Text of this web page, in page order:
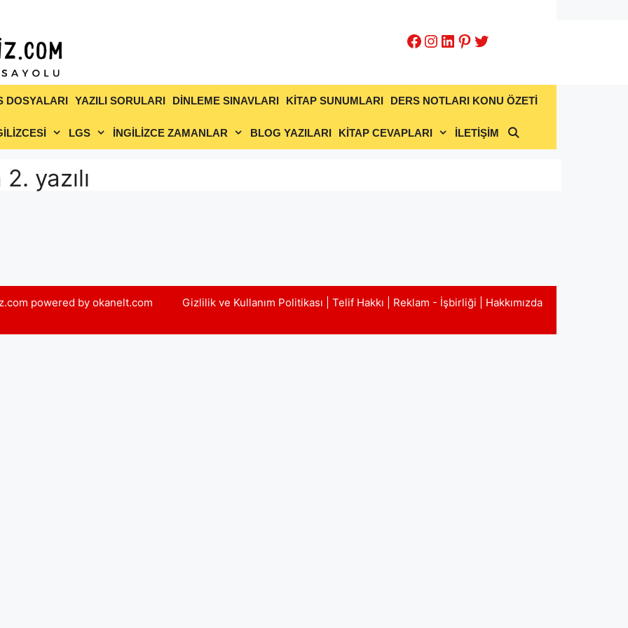
Facebook
Instagram
LinkedIn
Pinterest
Twitter
DOSYALARI YAZILI SORULARI DİNLEME SINAVLARI KİTAP SUNUMLARI DERS NOTLARI KONU ÖZETİ
LGS İNGİLİZCE ZAMANLAR BLOG YAZILARI KİTAP CEVAPLARI İLETİŞİM
yazılı
Gizlilik ve Kullanım Politikası Telif Hakkı Reklam - İşbirliği Hakkımızda
powered by okanelt.com